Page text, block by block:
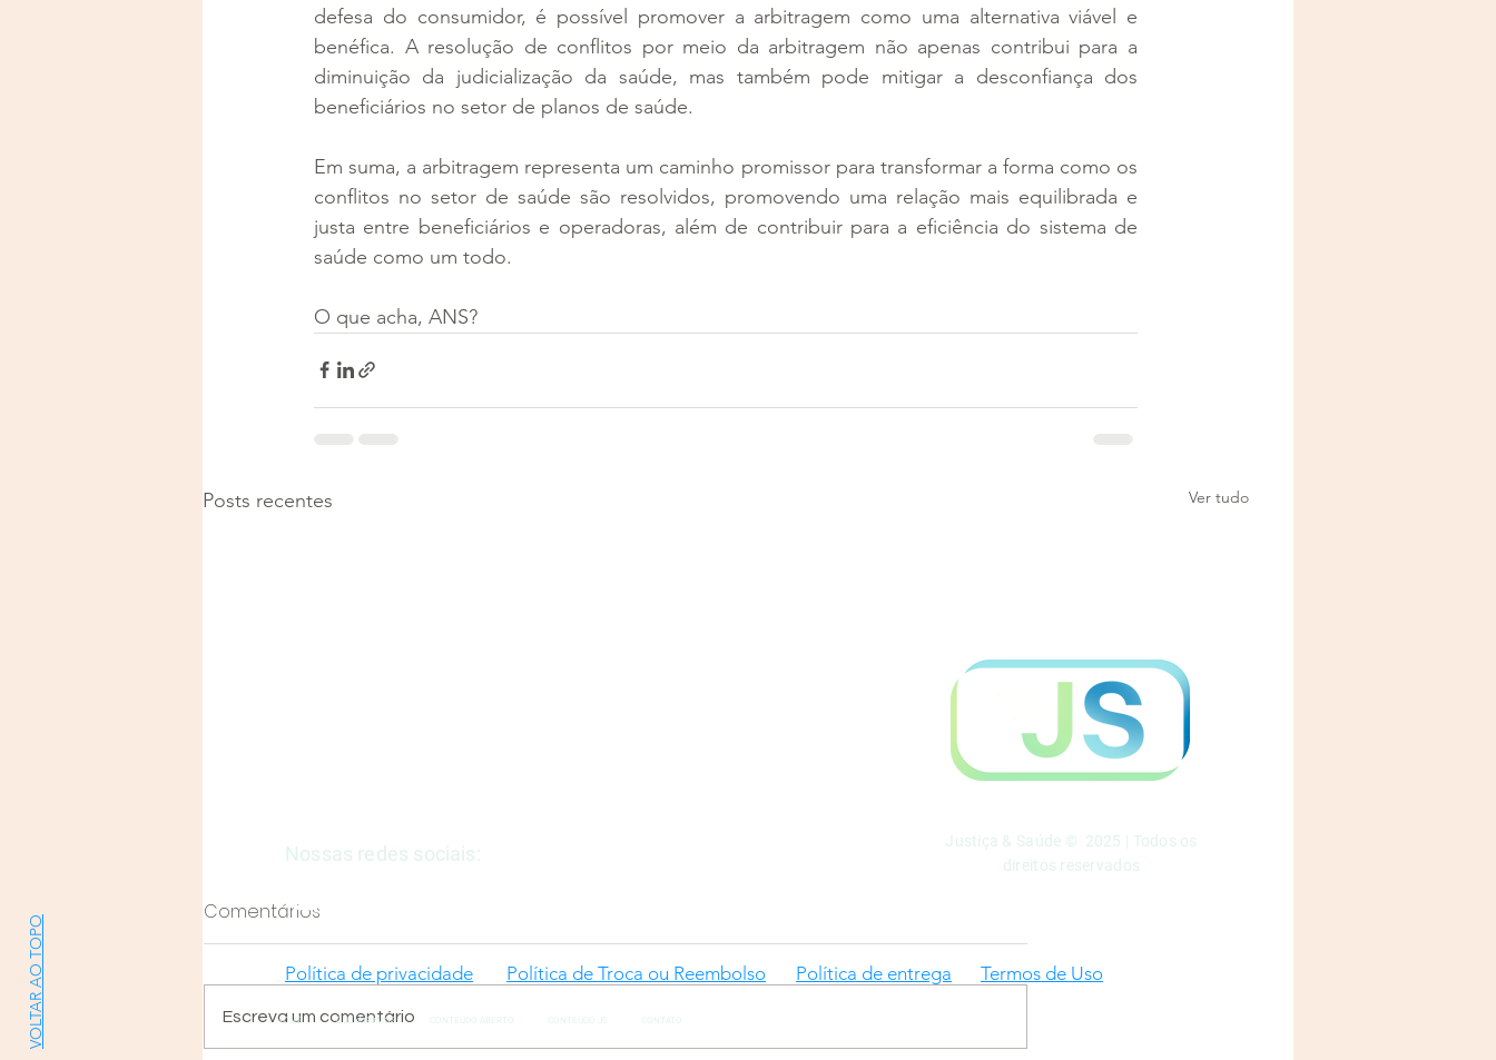
defesa do consumidor, é possível promover a arbitragem como uma alternativa viável e
benéfica. A resolução de conflitos por meio da arbitragem não apenas contribui para a
diminuição da judicialização da saúde, mas também pode mitigar a desconfiança dos
beneficiários no setor de planos de saúde.
Em suma, a arbitragem representa um caminho promissor para transformar a forma como os
conflitos no setor de saúde são resolvidos, promovendo uma relação mais equilibrada e
justa entre beneficiários e operadoras, além de contribuir para a eficiência do sistema de
saúde como um todo.
O que acha, ANS?
Posts recentes Ver tudo
Entendendo a TUSS
Comentários
Escreva um comentário
VOLTAR AO TOPO
Nossas redes sociais:
Política de privacidade Política de Troca ou Reembolso
Justiça & Saúde © 2025 | Todos os
direitos reservados
Política de entrega Termos de Uso
HOME QUEM SOMOS